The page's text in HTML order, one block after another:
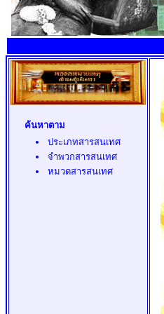
ค้นหาตาม
ประเภทสารสนเทศ
จำพวกสารสนเทศ
หมวดสารสนเทศ